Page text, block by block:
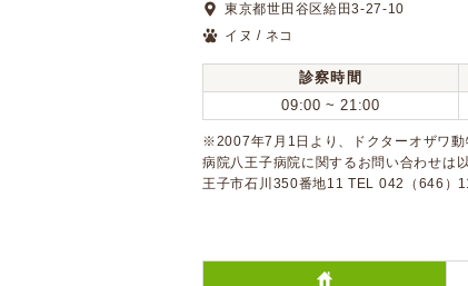
東京都世田谷区給田3-27-10
イヌ / ネコ
診察時間
09:00 ~ 21:00
※2007年7月1日より、ドクターオザワ動
病院八王子病院に関するお問い合わせ
王子市石川350番地11 TEL 042（646）